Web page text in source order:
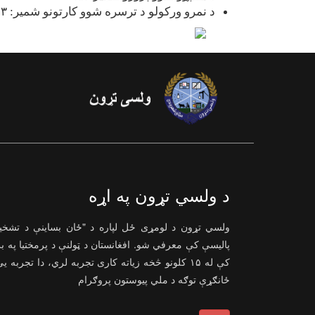
د نمرو ورکولو د ترسره شوو کارتونو شمیر: ۷۱۳
د ولسي تړون په اړه
ولسي تړون د لومړی ځل لپاره د "ځان بساینې د
پالیسې کې معرفي شو. افغانستان د ټولنې د پرمختیا په
کې له ۱۵ کلونو څخه زیاته کاری تجربه لري، دا تجربه
ځانګړې توګه د ملي پیوستون پروګرام